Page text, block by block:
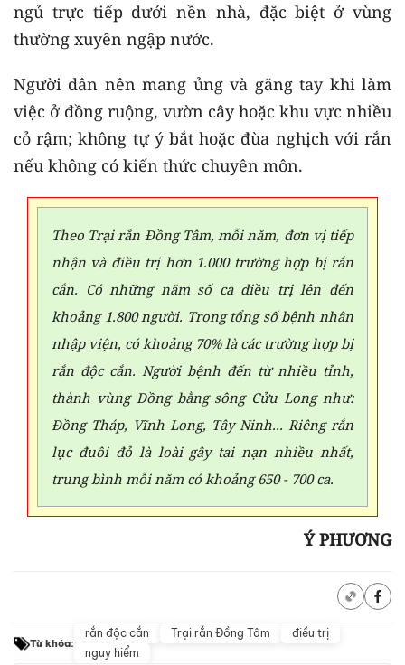
ngủ trực tiếp dưới nền nhà, đặc biệt ở vùng
thường xuyên ngập nước.
Người dân nên mang ủng và găng tay khi làm
việc ở đồng ruộng, vườn cây hoặc khu vực nhiều
cỏ rậm; không tự ý bắt hoặc đùa nghịch với rắn
nếu không có kiến thức chuyên môn.
Theo Trại rắn Đồng Tâm, mỗi năm, đơn vị tiếp
nhận và điều trị hơn 1.000 trường hợp bị rắn
cắn. Có những năm số ca điều trị lên đến
khoảng 1.800 người. Trong tổng số bệnh nhân
nhập viện, có khoảng 70% là các trường hợp bị
rắn độc cắn. Người bệnh đến từ nhiều tỉnh,
thành vùng Đồng bằng sông Cửu Long như:
Đồng Tháp, Vĩnh Long, Tây Ninh... Riêng rắn
lục đuôi đỏ là loài gây tai nạn nhiều nhất,
trung bình mỗi năm có khoảng 650 - 700 ca.
Ý PHƯƠNG
Từ khóa:
rắn độc cắn Trại rắn Đồng Tâm
điều trị
nguy hiểm